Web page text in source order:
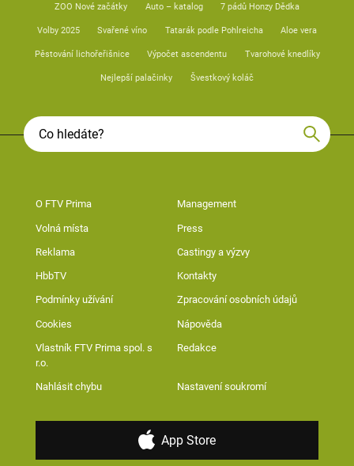
ZOO Nové začátky Auto – katalog 7 pádů Honzy Dědka
Volby 2025 Svařené víno Tatarák podle Pohlreicha Aloe vera
Pěstování lichořeřišnice Výpočet ascendentu Tvarohové knedlíky
Nejlepší palačinky Švestkový koláč
O FTV Prima Management
Volná místa Press
Reklama Castingy a výzvy
HbbTV Kontakty
Podmínky užívání Zpracování osobních údajů
Cookies Nápověda
Vlastník FTV Prima spol. s
r.o.
Redakce
Nahlásit chybu Nastavení soukromí
App Store